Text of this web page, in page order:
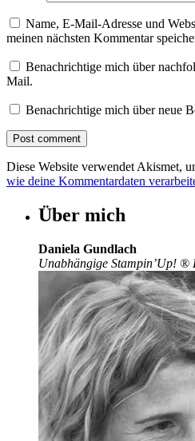
Name, E-Mail-Adresse und
meinen nächsten Kommentar
Benachrichtige mich über
Mail.
Benachrichtige mich über neue
Diese Website verwendet Akismet,
wie deine Kommentardaten
Über mich
Daniela Gundlach
Unabhängige Stampin’Up! ®